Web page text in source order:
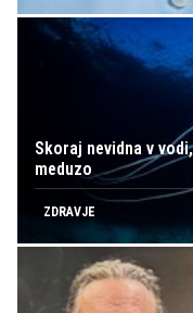
Skoraj nevidna v
meduzo
ZDRAVJE